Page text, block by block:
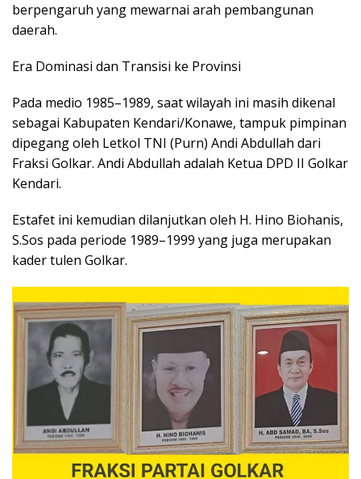
berpengaruh yang mewarnai arah pembangunan
daerah.
​Era Dominasi dan Transisi ke Provinsi
Pada medio 1985–1989, saat wilayah ini masih dikenal
sebagai Kabupaten Kendari/Konawe, tampuk pimpinan
dipegang oleh Letkol TNI (Purn) Andi Abdullah dari
Fraksi Golkar. Andi Abdullah adalah Ketua DPD II Golkar
Kendari.
Estafet ini kemudian dilanjutkan oleh H. Hino Biohanis,
S.Sos pada periode 1989–1999 yang juga merupakan
kader tulen Golkar.